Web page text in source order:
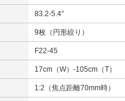
83.2-5.4°
9枚（円形絞り）
F22-45
17cm（W）-105cm（T）
1:2（焦点距離70mm時）